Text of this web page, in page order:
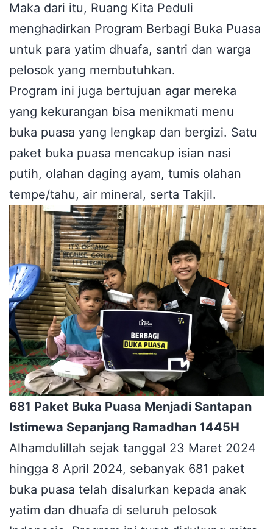
Maka dari itu, Ruang Kita Peduli
menghadirkan Program Berbagi Buka Puasa
untuk para yatim dhuafa, santri dan warga
pelosok yang membutuhkan.
Program ini juga bertujuan agar mereka
yang kekurangan bisa menikmati menu
buka puasa yang lengkap dan bergizi. Satu
paket buka puasa mencakup isian nasi
putih, olahan daging ayam, tumis olahan
tempe/tahu, air mineral, serta Takjil.
681 Paket Buka Puasa Menjadi Santapan
Istimewa Sepanjang Ramadhan 1445H
Alhamdulillah sejak tanggal 23 Maret 2024
hingga 8 April 2024, sebanyak 681 paket
buka puasa telah disalurkan kepada anak
yatim dan dhuafa di seluruh pelosok